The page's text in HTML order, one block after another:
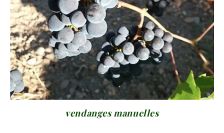
vendanges manuelles